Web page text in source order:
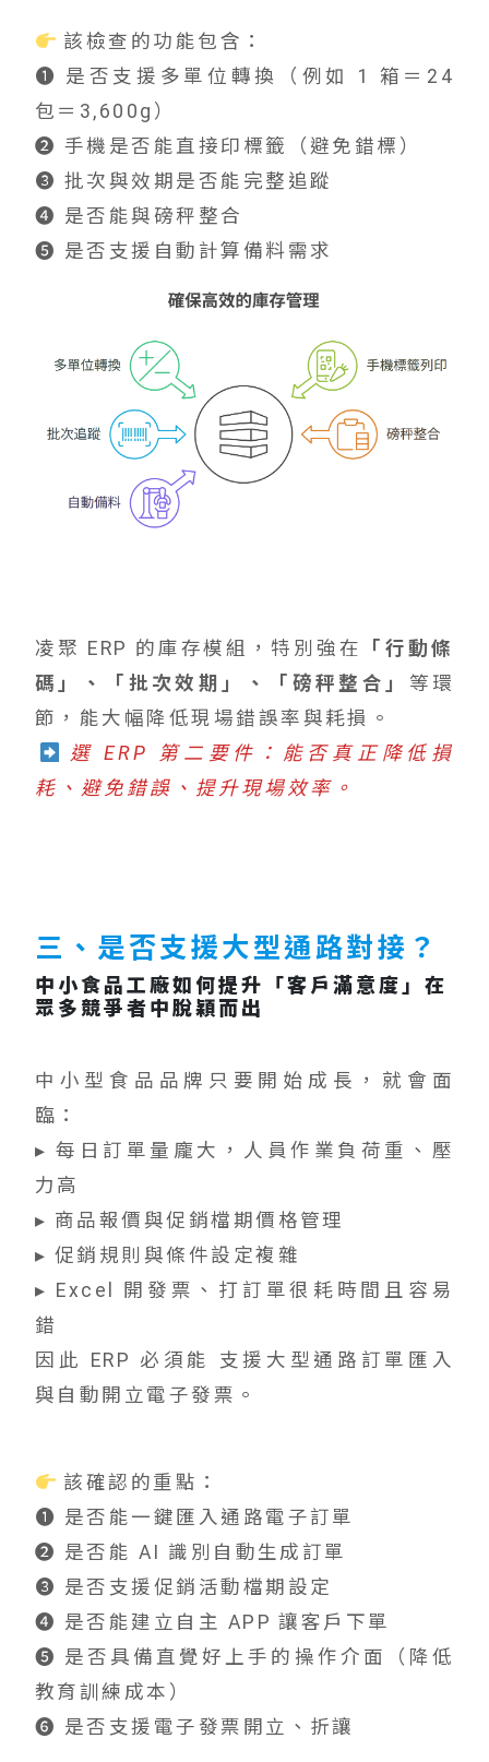
該檢查的功能包含：
➊ 是否支援多單位轉換（例如 1 箱＝24
包＝3,600g）
➋ 手機是否能直接印標籤（避免錯標）
➌ 批次與效期是否能完整追蹤
➍ 是否能與磅秤整合
➎ 是否支援自動計算備料需求
凌聚 ERP 的庫存模組，特別強在
「行動條
碼」、「批次效期」、「磅秤整合」 等環
節，能大幅降低現場錯誤率與耗損。
選 ERP 第二要件：能否真正降低損
耗、避免錯誤、提升現場效率。
三、是否支援大型通路對接？
中小食品工廠如何提升「客戶滿意度」在
眾多競爭者中脫穎而出
中小型食品品牌只要開始成長，就會面
臨：
▸ 每日訂單量龐大，人員作業負荷重、壓
力高
▸ 商品報價與促銷檔期價格管理
▸ 促銷規則與條件設定複雜
▸ Excel 開發票、打訂單很耗時間且容易
錯
因此 ERP 必須能 支援大型通路訂單匯入
與自動開立電子發票。
該確認的重點：
➊ 是否能一鍵匯入通路電子訂單
➋ 是否能 AI 識別自動生成訂單
➌ 是否支援促銷活動檔期設定
➍ 是否能建立自主 APP 讓客戶下單
➎ 是否具備直覺好上手的操作介面（降低
教育訓練成本）
➏ 是否支援電子發票開立、折讓